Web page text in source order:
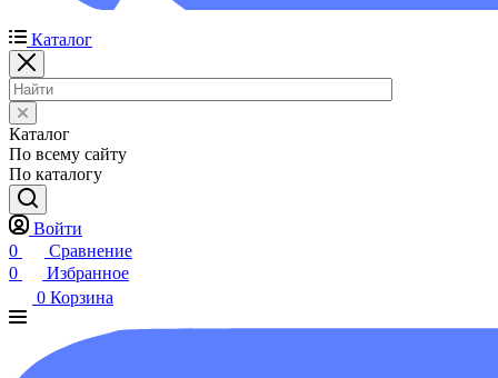
Каталог
Каталог
По всему сайту
По каталогу
Войти
0
Сравнение
0
Избранное
0 Корзина